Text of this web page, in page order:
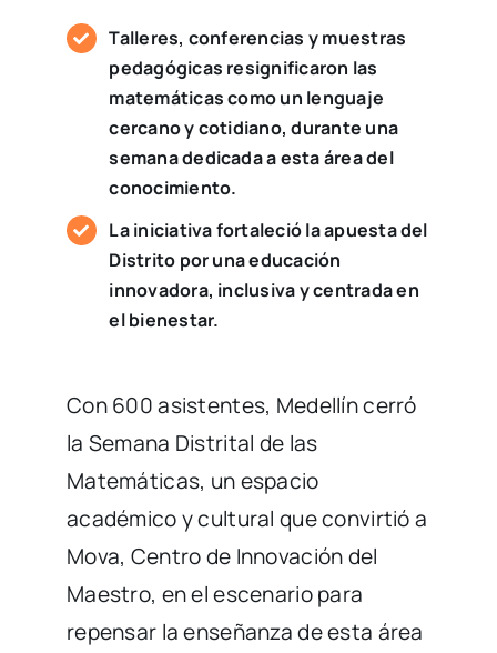
Talleres, conferencias y muestras
pedagógicas resignificaron las
matemáticas como un lenguaje
cercano y cotidiano, durante una
semana dedicada a esta área del
conocimiento.
La iniciativa fortaleció la apuesta del
Distrito por una educación
innovadora, inclusiva y centrada en
el bienestar.
Con 600 asistentes, Medellín cerró
la Semana Distrital de las
Matemáticas, un espacio
académico y cultural que convirtió a
Mova, Centro de Innovación del
Maestro, en el escenario para
repensar la enseñanza de esta área